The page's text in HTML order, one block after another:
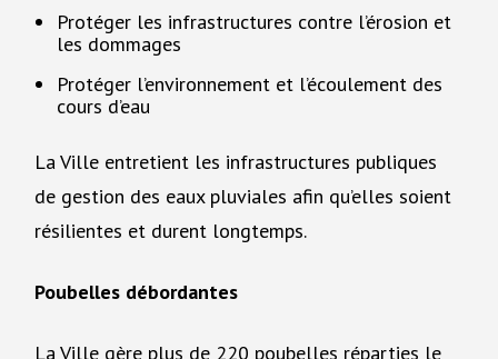
Protéger les infrastructures contre l’érosion et
les dommages
Protéger l’environnement et l’écoulement des
cours d’eau
La Ville entretient les infrastructures publiques
de gestion des eaux pluviales afin qu’elles soient
résilientes et durent longtemps.
Poubelles débordantes
La Ville gère plus de 220 poubelles réparties le